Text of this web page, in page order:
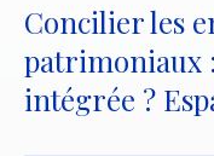
Concilier les
patrimoniaux
intégrée ?